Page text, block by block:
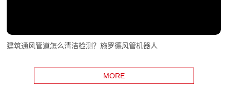
建筑通风管道怎么清洁检测？施罗德风管机器人
MORE